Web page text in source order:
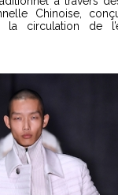
Chinoise,
la circulation de